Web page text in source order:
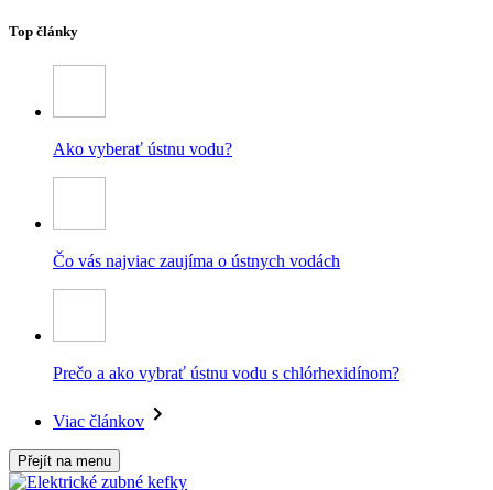
Top články
Ako vyberať ústnu vodu?
Čo vás najviac zaujíma o ústnych vodách
Prečo a ako vybrať ústnu vodu s chlórhexidínom?
Viac článkov
Přejít na menu